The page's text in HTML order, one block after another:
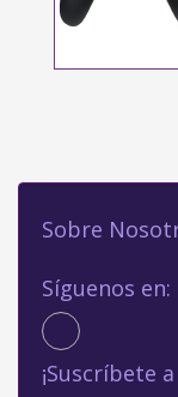
Sobre
Síguenos en:
¡Suscríbete